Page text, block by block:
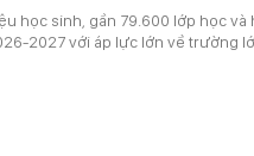
học sinh, gần 79.600 lớp học và
2027 với áp lực lớn về trường